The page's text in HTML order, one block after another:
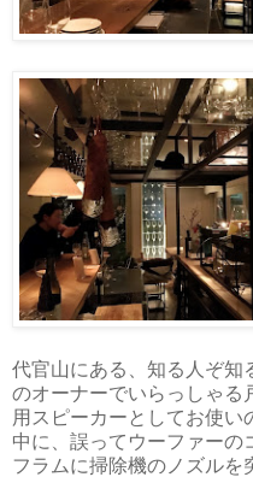
代官山にある、知る人ぞ知
のオーナーでいらっしゃる
用スピーカーとしてお使
中に、誤ってウーファーの
フラムに掃除機のノズルを